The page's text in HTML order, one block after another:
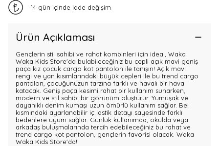
14 gün içinde iade değişim
Ürün Açıklaması
Gençlerin stil sahibi ve rahat kombinleri için ideal, Waka
Waka Kids Store'da bulabileceğiniz bu cepli açık mavi geniş
paça kız çocuk cargo kot pantolon ile tanışın! Açık mavi
rengi ve yan kısımlarındaki büyük cepleri ile bu trend cargo
pantolon, çocuğunuzun tarzına farklı ve havalı bir hava
katacak. Geniş paça kesimi rahat bir kullanım sunarken,
modern ve stil sahibi bir görünüm oluşturur. Yumuşak ve
dayanıklı denim kumaşı uzun ömürlü kullanım sağlar. Bel
kısmındaki ayarlanabilir iç lastik detayı sayesinde farklı
bedenlere uyum sağlar. Günlük kullanımda, okulda veya
arkadaş buluşmalarında tercih edebileceğiniz bu rahat ve
trend cargo kot pantolon, gençlerin favorisi olacak. Waka
Waka Kids Store'da!